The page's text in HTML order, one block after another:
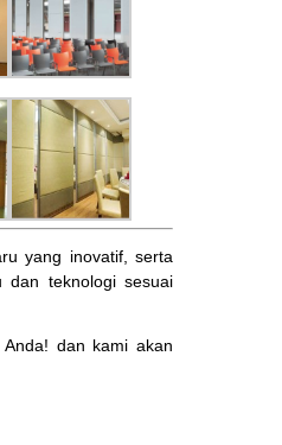
yang inovatif, serta
dan teknologi sesuai
dan kami akan